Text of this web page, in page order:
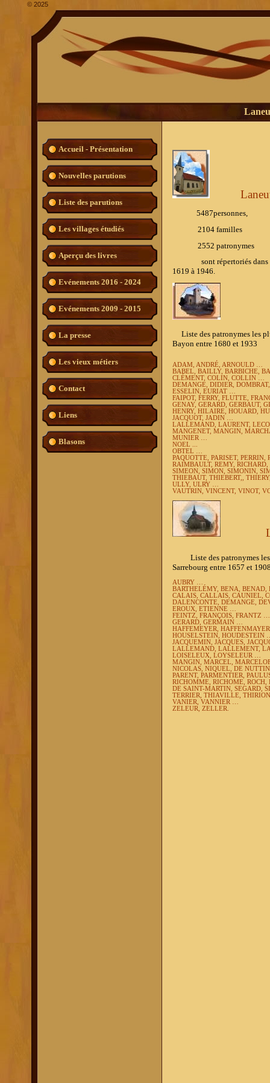
Accueil - Présentation
Nouvelles parutions
Liste des parutions
Les villages étudiés
Aperçu des livres
Evénements 2016 - 2024
Evénements 2009 - 2015
La presse
Les vieux métiers
Contact
Liens
Blasons
5487personnes,
2104 familles
2552 patronymes
sont répertoriés dans
1619 à 1946.
Liste des patronymes les
Bayon entre 1680 et 1933
ADAM, ANDRÉ, ARNOULD …
BABEL, BAILLY, BARBICHE,
CLÉMENT, COLIN, COLLIN …
DEMANGE, DIDIER,
ESSELIN, EURIAT …
FAIPOT, FERRY, FLUTTE,
GENAY, GERARD, GERBAUT,
HENRY, HILAIRE, HOUARD,
JACQUOT, JADIN …
LALLEMAND, LAURENT,
MANGENET, MANGIN,
MUNIER …
NOEL ...
OBTEL …
PAQUOTTE, PARISET,
RAIMBAULT, REMY,
SIMEON, SIMON, SIMONIN,
THIEBAUT, THIEBERT,,
ULLY, ULRY …
VAUTRIN, VINCENT, VINOT,
Liste des patronymes les
Sarrebourg entre 1657 et
AUBRY …
BARTHELÉMY, BENA,
CALAIS, CALLAIS, CAUNIEL,
DALENCONTE, DEMANGE,
EROUX, ETIENNE …
FEINTZ, FRANÇOIS, FRANTZ …
GERARD, GERMAIN …
HAFFEMEYER,
HOUSELSTEIN, HOUDESTEIN
JACQUEMIN, JACQUES,
LALLEMAND, LALLEMENT,
LOISELEUX, LOYSELEUR …
MANGIN, MARCEL,
NICOLAS, NIQUEL, DE
PARENT, PARMENTIER,
RICHOMME, RICHOME,
DE SAINT-MARTIN, SEGARD,
TERRIER, THIAVILLE,
VANIER, VANNIER …
ZELEUR, ZELLER.
© 2025